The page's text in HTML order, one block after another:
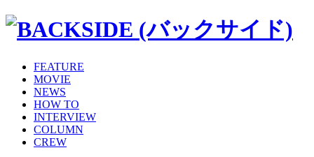
FEATURE
MOVIE
NEWS
HOW TO
INTERVIEW
COLUMN
CREW